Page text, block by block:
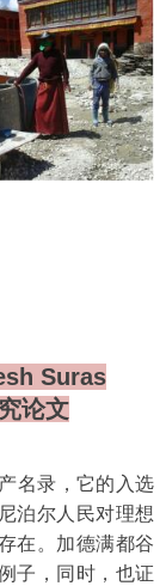
Suras
论文
名录，它的入选
泊尔人民对理想
在。加德满都谷
子，同时，也证